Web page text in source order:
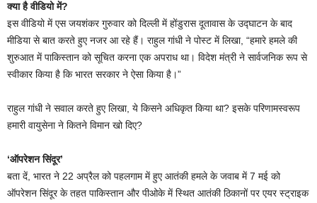
क्या है वीडियो में?
इस वीडियो में एस जयशंकर गुरुवार को दिल्ली में होंडुरास दूतावास के उद्घाटन के बाद
मीडिया से बात करते हुए नजर आ रहे हैं। राहुल गांधी ने पोस्ट में लिखा, “हमारे हमले की
शुरुआत में पाकिस्तान को सूचित करना एक अपराध था। विदेश मंत्री ने सार्वजनिक रूप से
स्वीकार किया है कि भारत सरकार ने ऐसा किया है।”
राहुल गांधी ने सवाल करते हुए लिखा, ये किसने अधिकृत किया था? इसके परिणामस्वरूप
हमारी वायुसेना ने कितने विमान खो दिए?
‘ऑपरेशन सिंदूर’
बता दें, भारत ने 22 अप्रैल को पहलगाम में हुए आतंकी हमले के जवाब में 7 मई को
ऑपरेशन सिंदूर के तहत पाकिस्तान और पीओके में स्थित आतंकी ठिकानों पर एयर स्ट्राइक